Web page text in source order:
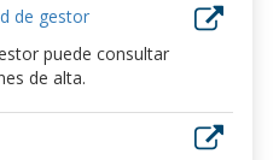
de gestor
puede consultar
de alta.